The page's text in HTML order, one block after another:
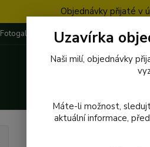
Objednávky přijaté v
Fotogalerie Recepty Blog
Uzavírka
Naši milí, objednávky
Máte-li možnost,
aktuální informace,